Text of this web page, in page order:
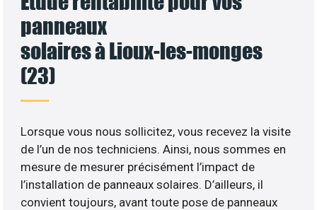
panneaux
solaires à Lioux-les-monges
(23)
Lorsque vous nous sollicitez, vous recevez la visite
de l’un de nos techniciens. Ainsi, nous sommes en
mesure de mesurer précisément l’impact de
l’installation de panneaux solaires. D’ailleurs, il
convient toujours, avant toute pose de panneaux